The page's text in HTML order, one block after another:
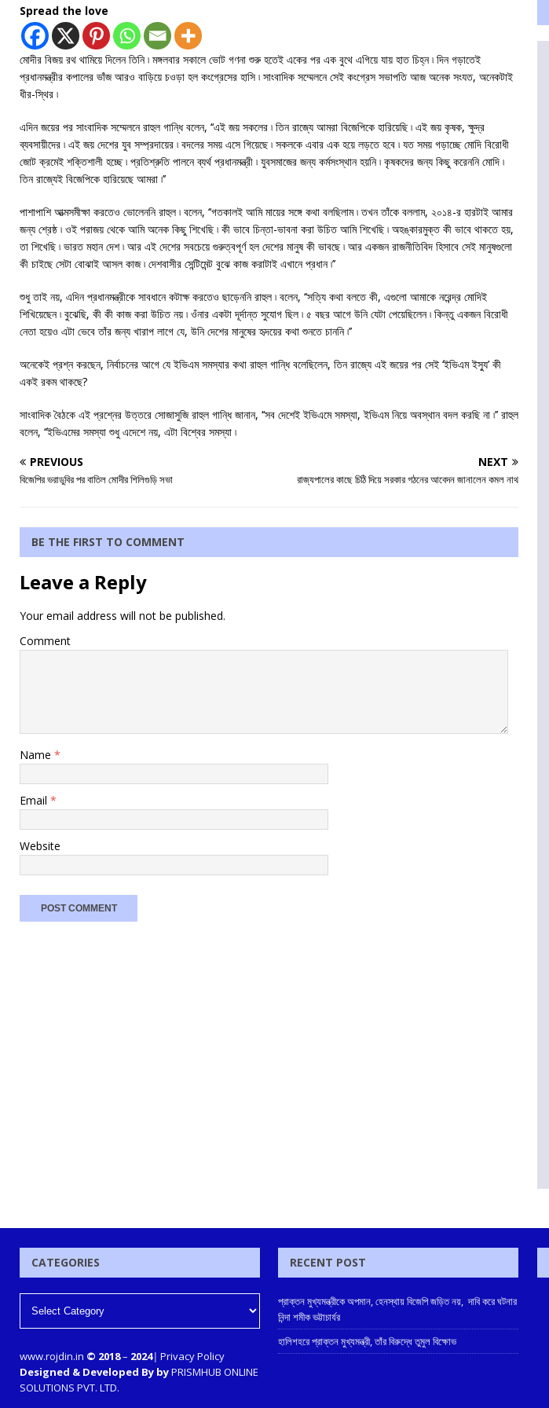
Spread the love
মোদীর বিজয় রথ থামিয়ে দিলেন তিনি ৷ মঙ্গলবার সকালে ভোট গণনা শুরু হতেই একের পর এক বুথে এগিয়ে যায় হাত চিহ্ন ৷ দিন গড়াতেই
প্রধানমন্ত্রীর কপালের ভাঁজ আরও বাড়িয়ে চওড়া হল কংগ্রেসের হাসি ৷ সাংবাদিক সম্মেলনে সেই কংগ্রেস সভাপতি আজ অনেক সংযত, অনেকটাই
ধীর-স্থির ৷
এদিন জয়ের পর সাংবাদিক সম্মেলনে রাহুল গান্ধি বলেন, ‘‘এই জয় সকলের ৷ তিন রাজ্যে আমরা বিজেপিকে হারিয়েছি ৷ এই জয় কৃষক, ক্ষুদ্র
ব্যবসায়ীদের ৷ এই জয় দেশের যুব সম্প্রদায়ের ৷ বদলের সময় এসে গিয়েছে ৷ সকলকে এবার এক হয়ে লড়তে হবে ৷ যত সময় গড়াচ্ছে মোদি বিরোধী
জোট ক্রমেই শক্তিশালী হচ্ছে ৷ প্রতিশ্রুতি পালনে ব্যর্থ প্রধানমন্ত্রী ৷ যুবসমাজের জন্য কর্মসংস্থান হয়নি ৷ কৃষকদের জন্য কিছু করেননি মোদি ৷
তিন রাজ্যেই বিজেপিকে হারিয়েছে আমরা ৷’’
পাশাপাশি আত্মসমীক্ষা করতেও ভোলেননি রাহুল ৷ বলেন, ‘‘গতকালই আমি মায়ের সঙ্গে কথা বলছিলাম ৷ তখন তাঁকে বললাম, ২০১৪-র হারটাই আমার
জন্য শ্রেষ্ঠ ৷ ওই পরাজয় থেকে আমি অনেক কিছু শিখেছি ৷ কী ভাবে চিন্তা-ভাবনা করা উচিত আমি শিখেছি ৷ অহঙ্কারমুক্ত কী ভাবে থাকতে হয়,
তা শিখেছি ৷ ভারত মহান দেশ ৷ আর এই দেশের সবচেয়ে গুরুত্বপূর্ণ হল দেশের মানুষ কী ভাবছে ৷ আর একজন রাজনীতিবিদ হিসাবে সেই মানুষগুলো
কী চাইছে সেটা বোঝাই আসল কাজ ৷ দেশবাসীর সেন্টিমেন্ট বুঝে কাজ করাটাই এখানে প্রধান ৷’’
শুধু তাই নয়, এদিন প্রধানমন্ত্রীকে সাবধানে কটাক্ষ করতেও ছাড়েননি রাহুল ৷ বলেন, ‘‘সত্যি কথা বলতে কী, এগুলো আমাকে নরেন্দ্র মোদিই
শিখিয়েছেন ৷ বুঝেছি, কী কী কাজ করা উচিত নয় ৷ ওঁনার একটা দূর্দান্ত সুযোগ ছিল ৷ ৫ বছর আগে উনি যেটা পেয়েছিলেন ৷ কিন্তু একজন বিরোধী
নেতা হয়েও এটা ভেবে তাঁর জন্য খারাপ লাগে যে, উনি দেশের মানুষের হৃদয়ের কথা শুনতে চাননি ৷’’
অনেকেই প্রশ্ন করছেন, নির্বাচনের আগে যে ইভিএম সমস্যার কথা রাহুল গান্ধি বলেছিলেন, তিন রাজ্যে এই জয়ের পর সেই ‘ইভিএম ইস্যু’ কী
একই রকম থাকছে?
সাংবাদিক বৈঠকে এই প্রশ্নের উত্তরে সোজাসুজি রাহুল গান্ধি জানান, ‘‘সব দেশেই ইভিএমে সমস্যা, ইভিএম নিয়ে অবস্থান বদল করছি না ৷’’ রাহুল
বলেন, ‘‘ইভিএমের সমস্যা শুধু এদেশে নয়, এটা বিশ্বের সমস্যা ৷
PREVIOUS
বিজেপির ভরাডুবির পর বাতিল মোদীর শিলিগুড়ি সভা
NEXT
রাজ্যপালের কাছে চিঠি দিয়ে সরকার গঠনের আবেদন জানালেন কমল নাথ
BE THE FIRST TO COMMENT
Leave a Reply
Your email address will not be published.
Comment
Name *
Email *
Website
CATEGORIES
www.rojdin.in © 2018– 2024| Privacy Policy
Designed & Developed By byPRISMHUB ONLINE
SOLUTIONS PVT. LTD.
RECENT POST
প্রাক্তন মুখ্যমন্ত্রীকে অপমান, হেনস্থায় বিজেপি জড়িত নয়, দাবি করে ঘটনার
নিন্দা শমীক ভট্টাচার্যর
হালিশহরে প্রাক্তন মুখ্যমন্ত্রী, তাঁর বিরুদ্ধে তুমুল বিক্ষোভ